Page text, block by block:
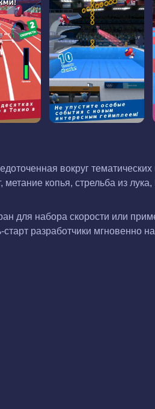
вокруг
копья, стрельба из
для набора скорости или
разработчики мгновенно